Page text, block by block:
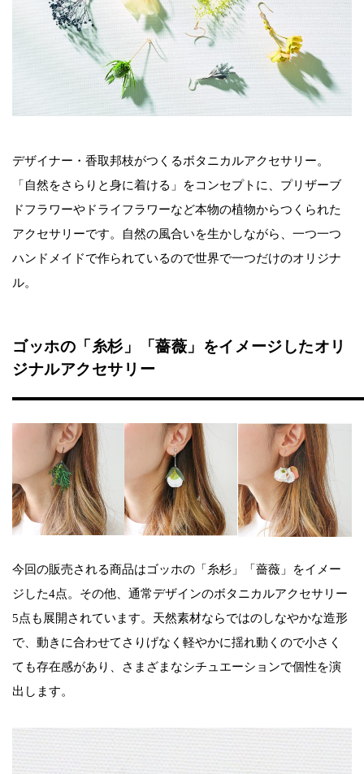
デザイナー・香取邦枝がつくるボタニカルアクセサリー。
「自然をさらりと身に着ける」をコンセプトに、プリザーブ
ドフラワーやドライフラワーなど本物の植物からつくられた
アクセサリーです。自然の風合いを生かしながら、一つ一つ
ハンドメイドで作られているので世界で一つだけのオリジナ
ル。
ゴッホの「糸杉」「薔薇」をイメージしたオリ
ジナルアクセサリー
今回の販売される商品はゴッホの「糸杉」「薔薇」をイメー
ジした4点。その他、通常デザインのボタニカルアクセサリー
5点も展開されています。天然素材ならではのしなやかな造形
で、動きに合わせてさりげなく軽やかに揺れ動くので小さく
ても存在感があり、さまざまなシチュエーションで個性を演
出します。